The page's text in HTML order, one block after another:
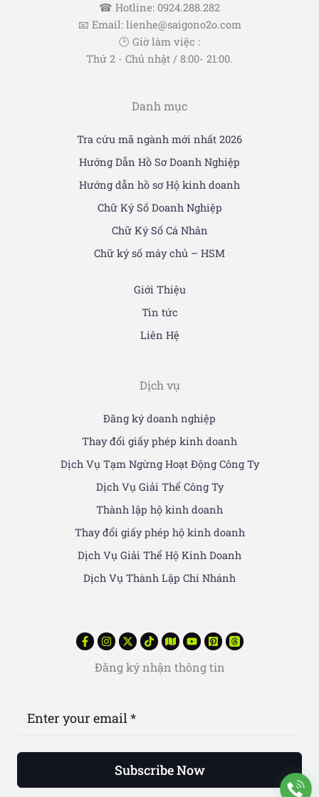
☎ Hotline: 0924.288.282
📧 Email: lienhe@saigono2o.com
🕑 Giờ làm việc :
Thứ 2 - Chủ nhật / 8:00- 21:00.
Danh mục
Tra cứu mã ngành mới nhất 2026
Hướng Dẫn Hồ Sơ Doanh Nghiệp
Hướng dẫn hồ sơ Hộ kinh doanh
Chữ Ký Số Doanh Nghiệp
Chữ Ký Số Cá Nhân
Chữ ký số máy chủ – HSM
Giới Thiệu
Tin tức
Liên Hệ
Dịch vụ
Đăng ký doanh nghiệp
Thay đổi giấy phép kinh doanh
Dịch Vụ Tạm Ngừng Hoạt Động Công Ty
Dịch Vụ Giải Thể Công Ty
Thành lập hộ kinh doanh
Thay đổi giấy phép hộ kinh doanh
Dịch Vụ Giải Thể Hộ Kinh Doanh
Dịch Vụ Thành Lập Chi Nhánh
Đăng ký nhận thông tin
Subscribe Now